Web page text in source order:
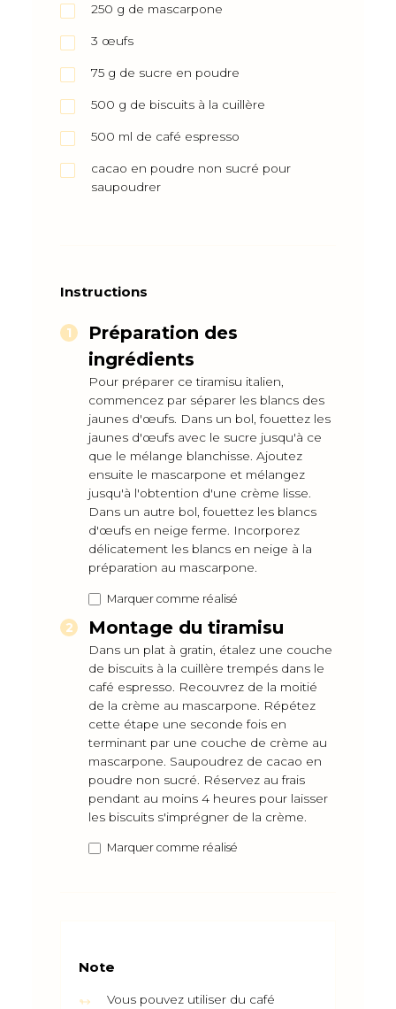
250 g de mascarpone
3 œufs
75 g de sucre en poudre
500 g de biscuits à la cuillère
500 ml de café espresso
cacao en poudre non sucré pour
saupoudrer
Instructions
Préparation des
ingrédients
Pour préparer ce tiramisu italien,
commencez par séparer les blancs des
jaunes d'œufs. Dans un bol, fouettez les
jaunes d'œufs avec le sucre jusqu'à ce
que le mélange blanchisse. Ajoutez
ensuite le mascarpone et mélangez
jusqu'à l'obtention d'une crème lisse.
Dans un autre bol, fouettez les blancs
d'œufs en neige ferme. Incorporez
délicatement les blancs en neige à la
préparation au mascarpone.
Marquer comme réalisé
Montage du tiramisu
Dans un plat à gratin, étalez une couche
de biscuits à la cuillère trempés dans le
café espresso. Recouvrez de la moitié
de la crème au mascarpone. Répétez
cette étape une seconde fois en
terminant par une couche de crème au
mascarpone. Saupoudrez de cacao en
poudre non sucré. Réservez au frais
pendant au moins 4 heures pour laisser
les biscuits s'imprégner de la crème.
Marquer comme réalisé
Note
Vous pouvez utiliser du café